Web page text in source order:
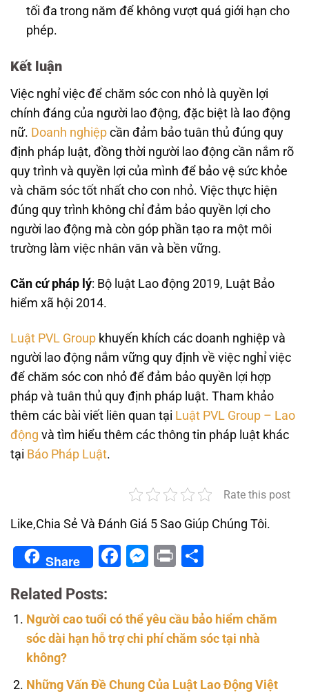
tối đa trong năm để không vượt quá giới hạn cho
phép.
Kết luận
Việc nghỉ việc để chăm sóc con nhỏ là quyền lợi
chính đáng của người lao động, đặc biệt là lao động
nữ. Doanh nghiệp cần đảm bảo tuân thủ đúng quy
định pháp luật, đồng thời người lao động cần nắm rõ
quy trình và quyền lợi của mình để bảo vệ sức khỏe
và chăm sóc tốt nhất cho con nhỏ. Việc thực hiện
đúng quy trình không chỉ đảm bảo quyền lợi cho
người lao động mà còn góp phần tạo ra một môi
trường làm việc nhân văn và bền vững.
Căn cứ pháp lý: Bộ luật Lao động 2019, Luật Bảo
hiểm xã hội 2014.
Luật PVL Group khuyến khích các doanh nghiệp và
người lao động nắm vững quy định về việc nghỉ việc
để chăm sóc con nhỏ để đảm bảo quyền lợi hợp
pháp và tuân thủ quy định pháp luật. Tham khảo
thêm các bài viết liên quan tại Luật PVL Group – Lao
động và tìm hiểu thêm các thông tin pháp luật khác
tại Báo Pháp Luật.
Rate this post
Like,Chia Sẻ Và Đánh Giá 5 Sao Giúp Chúng Tôi.
Share Facebook
Messenger
Print
Related Posts:
Người cao tuổi có thể yêu cầu bảo hiểm chăm
sóc dài hạn hỗ trợ chi phí chăm sóc tại nhà
không?
Những Vấn Đề Chung Của Luật Lao Động Việt